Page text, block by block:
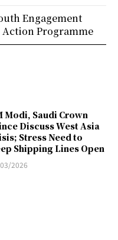
Modi, Saudi Crown
Discuss West Asia
Stress Need to
Shipping Lines Open
2026
Engagement
Programme